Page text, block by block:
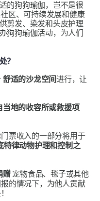
的狗狗瑜伽，岂不是很
区、可持续发展和健康
剪发、染发和头皮护理
狗狗瑜伽活动，为人们
？
舒适的沙龙空间进行，让
地的收容所或救援项
票收入的一部分将用于
特律动物护理和控制之
赠宠物食品、毯子或其他
的情况下，为他人贡献